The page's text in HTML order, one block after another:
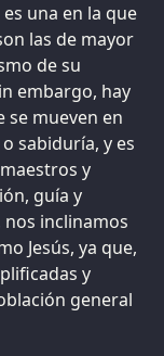
una en la que
las de mayor
de su
embargo, hay
se mueven en
sabiduría, y es
y
guía y
inclinamos
Jesús, ya que,
y
general